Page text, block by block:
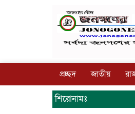
প্রচ্ছদ জাতীয়
শিরোনামঃ